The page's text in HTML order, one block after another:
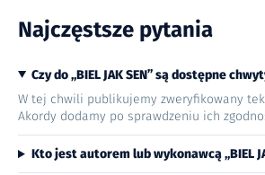
Najczęstsze pytania
Czy do „BIEL JAK SEN” są dostępne
W tej chwili publikujemy zweryfikowany
Akordy dodamy po sprawdzeniu ich
Kto jest autorem lub wykonawcą „BIEL